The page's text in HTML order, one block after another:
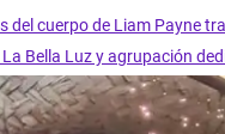
del cuerpo de Liam Payne
Bella Luz y agrupación